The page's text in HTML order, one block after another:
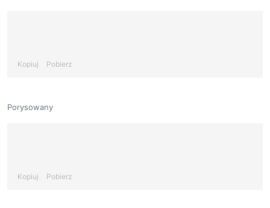
Kopiuj Pobierz
Porysowany
Kopiuj Pobierz